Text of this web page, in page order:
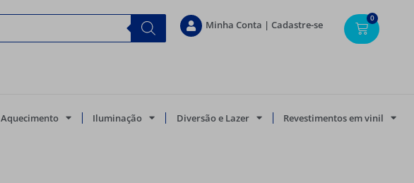
Minha Conta | Cadastre-se
0
Aquecimento Iluminação Diversão e Lazer Revestimentos em vinil